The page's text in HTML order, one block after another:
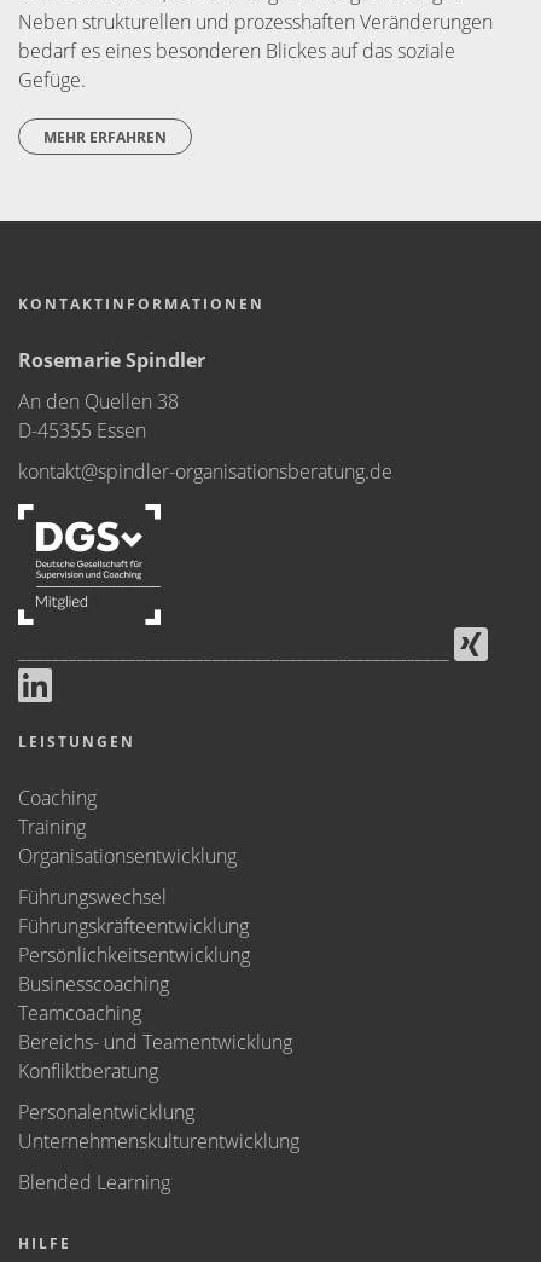
Neben strukturellen und prozesshaften Veränderungen
bedarf es eines besonderen Blickes auf das soziale
Gefüge.
MEHR ERFAHREN
KONTAKTINFORMATIONEN
Rosemarie Spindler
An den Quellen 38
D-45355 Essen
kontakt@spindler-organisationsberatung.de
LEISTUNGEN
Coaching
Training
Organisationsentwicklung
Führungswechsel
Führungskräfteentwicklung
Persönlichkeitsentwicklung
Businesscoaching
Teamcoaching
Bereichs- und Teamentwicklung
Konfliktberatung
Personalentwicklung
Unternehmenskulturentwicklung
Blended Learning
HILFE